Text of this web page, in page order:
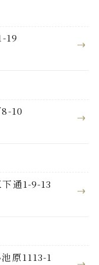
19
10
通1-9-13
原1113-1